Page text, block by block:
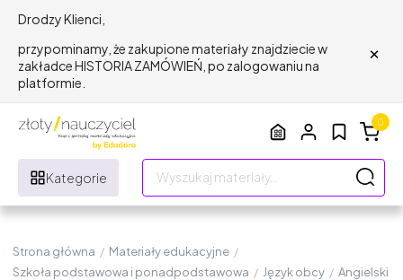
Drodzy Klienci,
przypominamy, że zakupione materiały znajdziecie w
zakładce HISTORIA ZAMÓWIEŃ, po zalogowaniu na
platformie.
×
Kategorie
0
Strona główna / Materiały edukacyjne /
Szkoła podstawowa i ponadpodstawowa / Język obcy / Angielski